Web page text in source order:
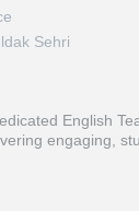
Sehri
English
engaging,